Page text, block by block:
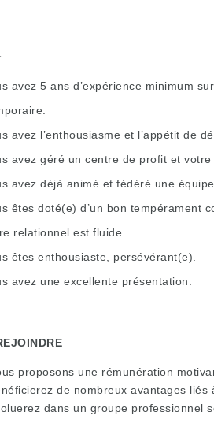
avez 5 ans d’expérience minimum
avez l’enthousiasme et l’appétit de
avez géré un centre de profit et
avez déjà animé et fédéré une
êtes doté(e) d’un bon tempérament
relationnel est fluide.
êtes enthousiaste, persévérant(e).
avez une excellente présentation.
proposons une rémunération
de nombreux avantages liés
dans un groupe professionnel